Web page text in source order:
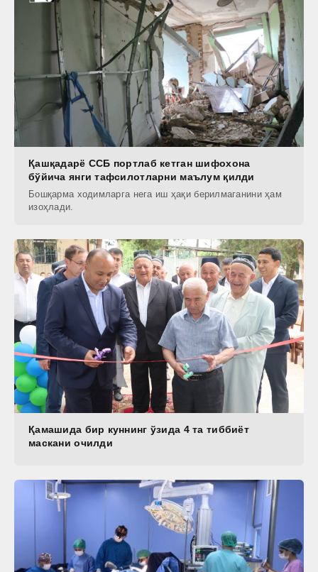
Қашқадарё ССБ портлаб кетган шифохона
бўйича янги тафсилотларни маълум қилди
Бошқарма ходимларга нега иш ҳақи берилмаганини ҳам
изоҳлади.
Қамашида бир куннинг ўзида 4 та тиббиёт
маскани очилди